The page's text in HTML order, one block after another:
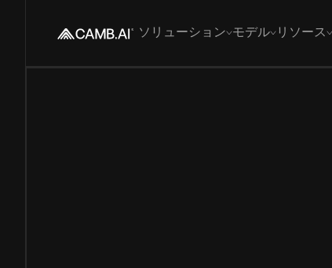
ソリューション モデル リソース